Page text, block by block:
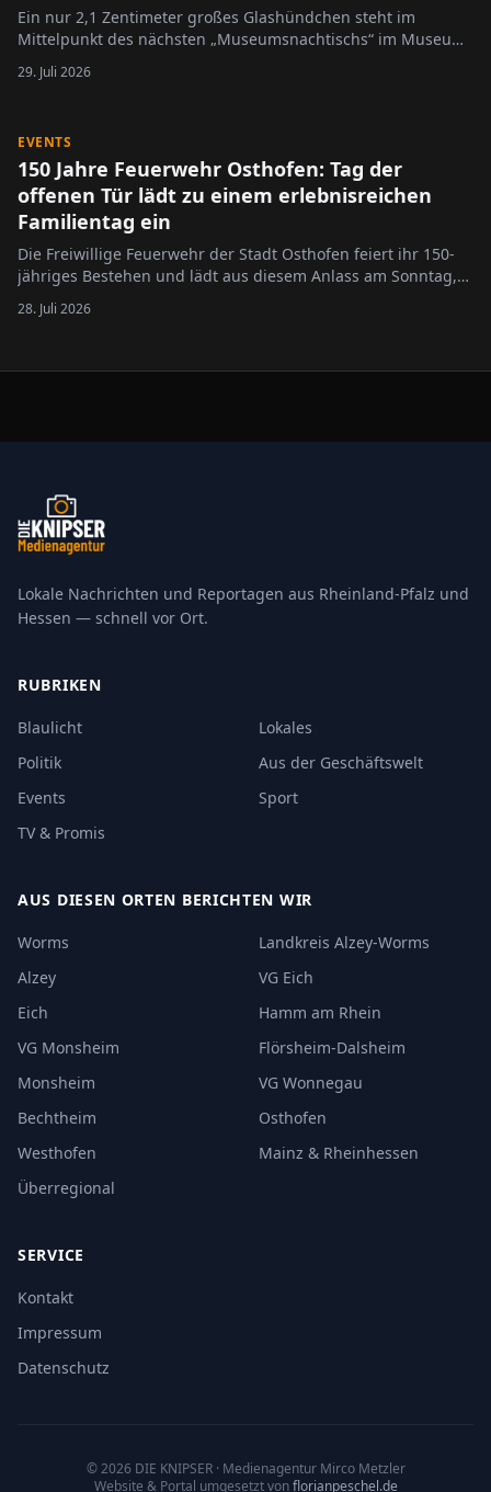
Ein nur 2,1 Zentimeter großes Glashündchen steht im
Mittelpunkt des nächsten „Museumsnachtischs“ im Museum
Alzey. Unter dem Titel „Hier lag der Hund begraben“ widmet
sich die Veranstaltung am 11. August 2026 dem
29. Juli 2026
EVENTS
150 Jahre Feuerwehr Osthofen: Tag der
offenen Tür lädt zu einem erlebnisreichen
Familientag ein
Die Freiwillige Feuerwehr der Stadt Osthofen feiert ihr 150-
jähriges Bestehen und lädt aus diesem Anlass am Sonntag,
6. September 2026, von 10 bis 17 Uhr zum Tag der offenen
Tür ein. Besucherinnen und Besucher erwartet ein
28. Juli 2026
Lokale Nachrichten und Reportagen aus Rheinland-Pfalz und
Hessen — schnell vor Ort.
RUBRIKEN
Blaulicht
Lokales
Politik
Aus der Geschäftswelt
Events
Sport
TV & Promis
AUS DIESEN ORTEN BERICHTEN WIR
Worms
Landkreis Alzey-Worms
Alzey
VG Eich
Eich
Hamm am Rhein
VG Monsheim
Flörsheim-Dalsheim
Monsheim
VG Wonnegau
Bechtheim
Osthofen
Westhofen
Mainz & Rheinhessen
Überregional
SERVICE
Kontakt
Impressum
Datenschutz
©2026 DIE KNIPSER· Medienagentur Mirco Metzler
Website & Portal umgesetzt von florianpeschel.de